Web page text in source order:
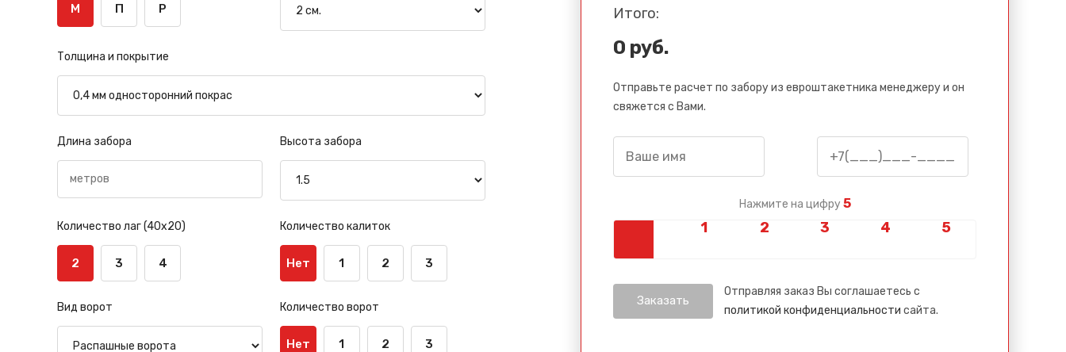
М П Р
Толщина и покрытие
Длина забора Высота забора
Количество лаг (40х20)
2 3 4
Количество калиток
Нет 1 2 3
Вид ворот Количество ворот
Нет 1 2 3
Итого:
0 руб.
Отправьте расчет по забору из евроштакетника менеджеру и он
свяжется с Вами.
Нажмите на цифру 5
Отправляя заказ Вы соглашаетесь с
политикой конфиденциальности сайта.